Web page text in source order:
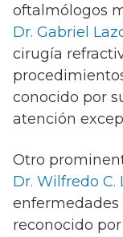
oftalmólogos
Dr. Gabriel
cirugía
conocido por
atención
Otro
Dr. Wilfredo C.
enfermedades
reconocido